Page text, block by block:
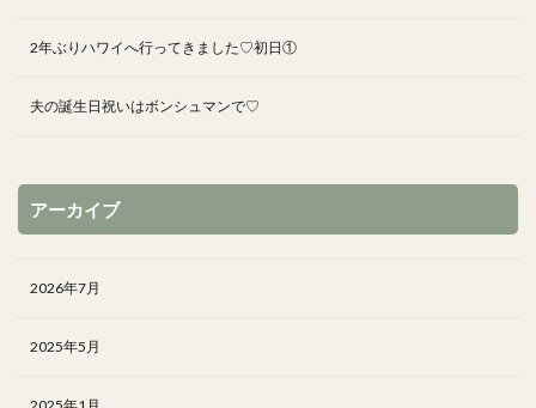
2年ぶりハワイへ行ってきました♡初日①
夫の誕生日祝いはボンシュマンで♡
アーカイブ
2026年7月
2025年5月